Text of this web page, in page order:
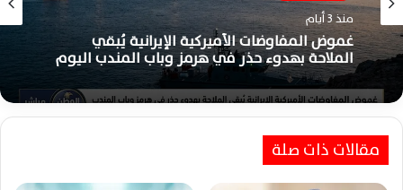
منذ 3 أيام
غموض المفاوضات الأميركية الإيرانية يُبقي
الملاحة بهدوء حذر في هرمز وباب المندب اليوم
مقالات ذات صلة